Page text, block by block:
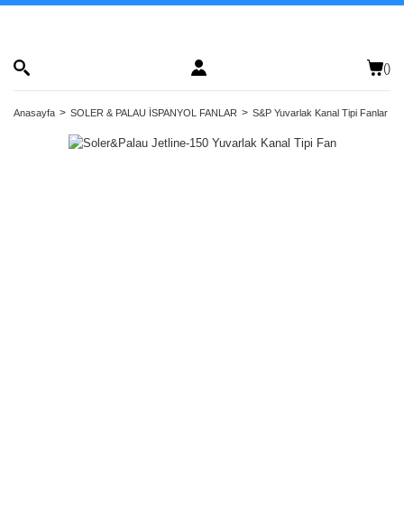
()
Anasayfa SOLER & PALAU İSPANYOL FANLAR S&P Yuvarlak Kanal Tipi Fanlar